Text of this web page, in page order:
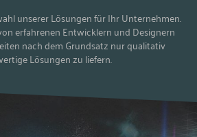
unserer Lösungen für Ihr Unternehmen.
erfahrenen Entwicklern und Designern
nach dem Grundsatz nur qualitativ
Lösungen zu liefern.